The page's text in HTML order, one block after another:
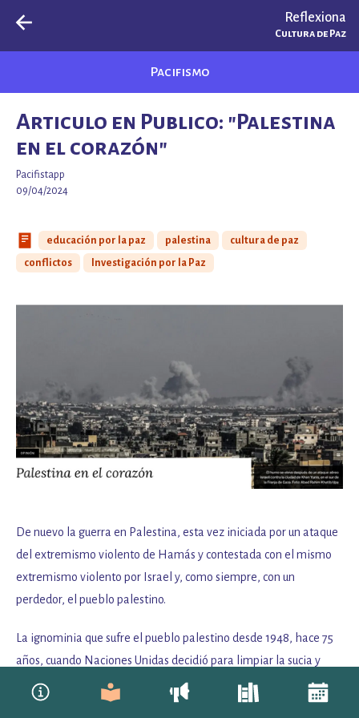
Reflexiona
Cultura de Paz
Pacifismo
Articulo en Publico: "Palestina
en el corazón"
Pacifistapp
09/04/2024
educación por la paz palestina
cultura de paz
conflictos
Investigación por la Paz
De nuevo la guerra en Palestina, esta vez iniciada por un ataque
del extremismo violento de Hamás y contestada con el mismo
extremismo violento por Israel y, como siempre, con un
perdedor, el pueblo palestino.
La ignominia que sufre el pueblo palestino desde 1948, hace 75
años, cuando Naciones Unidas decidió para limpiar la sucia y
criminal conciencia de Europa en el holocausto perpetrado
contra los judíos, permitiendo la creación del estado de Israel, en